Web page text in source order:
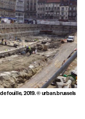
fouille, 2019. © urban.brussels